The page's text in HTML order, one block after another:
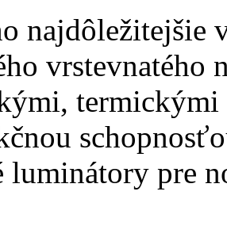
najdôležitejšie
vrstevnatého
luminátory pre